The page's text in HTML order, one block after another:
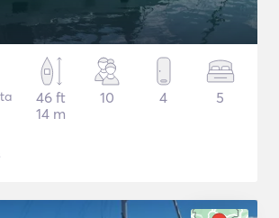
46 ft
14 m
10 4 5